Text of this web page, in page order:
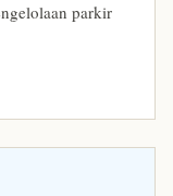
parkir